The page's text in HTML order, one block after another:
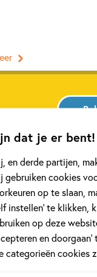
dat je er bent!
en derde partijen,
gebruiken cookies
op te slaan,
instellen’ te klikken,
op deze
en
categorieën cookies